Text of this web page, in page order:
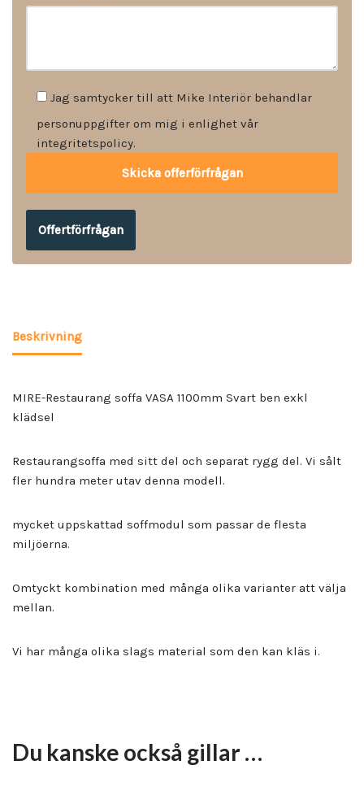
Jag samtycker till att Mike Interiör behandlar
personuppgifter om mig i enlighet vår
integritetspolicy.
Offertförfrågan
Beskrivning
MIRE-Restaurang soffa VASA 1100mm Svart ben exkl
klädsel
Restaurangsoffa med sitt del och separat rygg del. Vi sålt
fler hundra meter utav denna modell.
mycket uppskattad soffmodul som passar de flesta
miljöerna.
Omtyckt kombination med många olika varianter att välja
mellan.
Vi har många olika slags material som den kan kläs i.
Du kanske också gillar …